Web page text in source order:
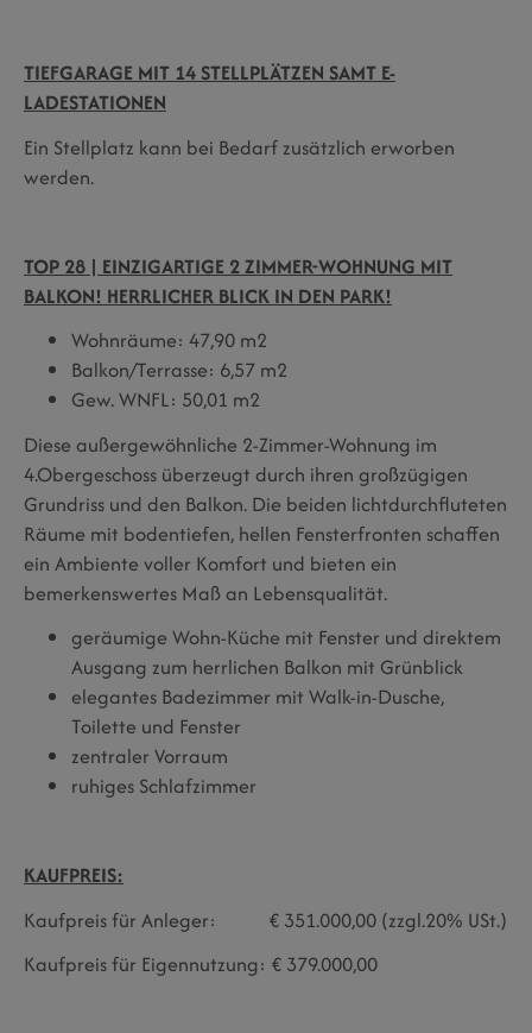
TIEFGARAGE MIT 14 STELLPLÄTZEN SAMT E-
LADESTATIONEN
Ein Stellplatz kann bei Bedarf zusätzlich erworben
werden.
TOP 28 | EINZIGARTIGE 2 ZIMMER-WOHNUNG MIT
BALKON! HERRLICHER BLICK IN DEN PARK!
Wohnräume: 47,90 m2
Balkon/Terrasse: 6,57 m2
Gew. WNFL: 50,01 m2
Diese außergewöhnliche 2-Zimmer-Wohnung im
4.Obergeschoss überzeugt durch ihren großzügigen
Grundriss und den Balkon. Die beiden lichtdurchfluteten
Räume mit bodentiefen, hellen Fensterfronten schaffen
ein Ambiente voller Komfort und bieten ein
bemerkenswertes Maß an Lebensqualität.
geräumige Wohn-Küche mit Fenster und direktem
Ausgang zum herrlichen Balkon mit Grünblick
elegantes Badezimmer mit Walk-in-Dusche,
Toilette und Fenster
zentraler Vorraum
ruhiges Schlafzimmer
KAUFPREIS:
Kaufpreis für Anleger: € 351.000,00 (zzgl.20% USt.)
Kaufpreis für Eigennutzung: € 379.000,00